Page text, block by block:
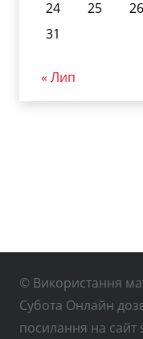
24
25 26
31
« Лип
© Використання
Субота Онлайн
посилання на